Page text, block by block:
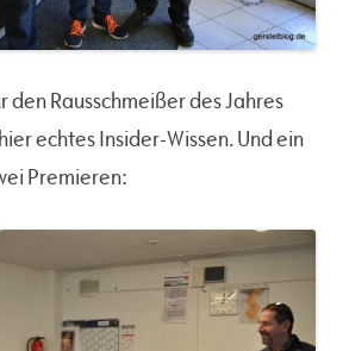
den Rausschmeißer des Jahres
echtes Insider-Wissen. Und ein
Premieren: